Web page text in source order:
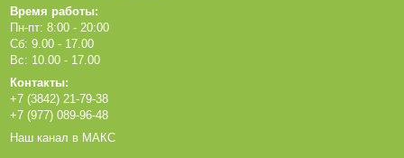
Время работы:
Пн-пт: 8:00 - 20:00
Сб: 9.00 - 17.00
Вс: 10.00 - 17.00
Контакты:
+7 (3842) 21-79-38
+7 (977) 089-96-48
Наш канал в МАКС